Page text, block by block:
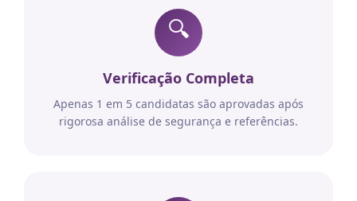
🔍
Verificação Completa
Apenas 1 em 5 candidatas são aprovadas após
rigorosa análise de segurança e referências.